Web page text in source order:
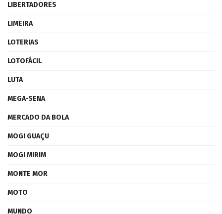
LIBERTADORES
LIMEIRA
LOTERIAS
LOTOFÁCIL
LUTA
MEGA-SENA
MERCADO DA BOLA
MOGI GUAÇU
MOGI MIRIM
MONTE MOR
MOTO
MUNDO